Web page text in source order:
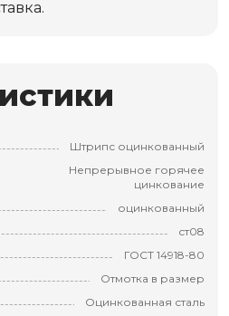
Штрипс оцинкованный
Непрерывное горячее
цинкование
оцинкованный
ст08
ГОСТ 14918-80
Отмотка в размер
Оцинкованная сталь